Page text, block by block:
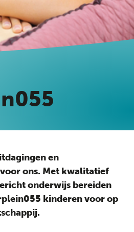
en
ons. Met kwalitatief
onderwijs bereiden
kinderen voor op